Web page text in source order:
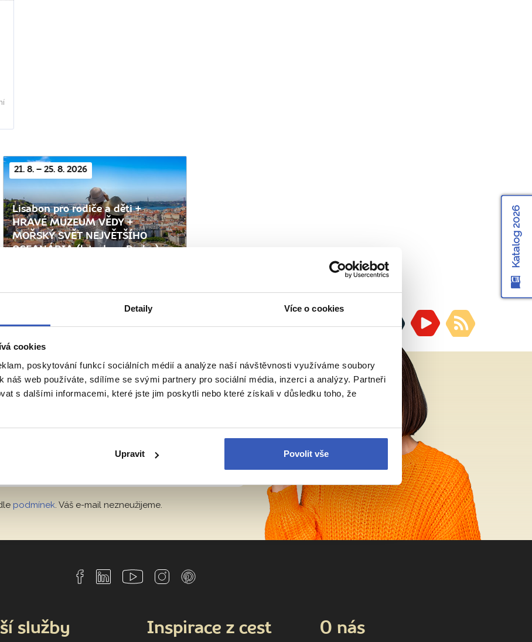
Detaily Více o cookies
cookies
poskytování funkcí sociálních médií a analýze naší návštěvnosti využíváme soubory
náš web používáte, sdílíme se svými partnery pro sociální média, inzerci a analýzy. Partneři
s dalšími informacemi, které jste jim poskytli nebo které získali v důsledku toho, že
Upravit Povolit vše
21. 8. – 25. 8. 2026
Lisabon pro rodiče a děti +
HRAVÉ MUZEUM VĚDY +
MOŘSKÝ SVĚT NEJVĚTŠÍHO
OCEANÁRIA (letecky z Prahy)
Z
místa
ke skrytým perlám v Evropě i ve
osobnosti.
podmínek. Váš e-mail nezneužijeme.
Katalog 2026
služby Inspirace z cest O nás